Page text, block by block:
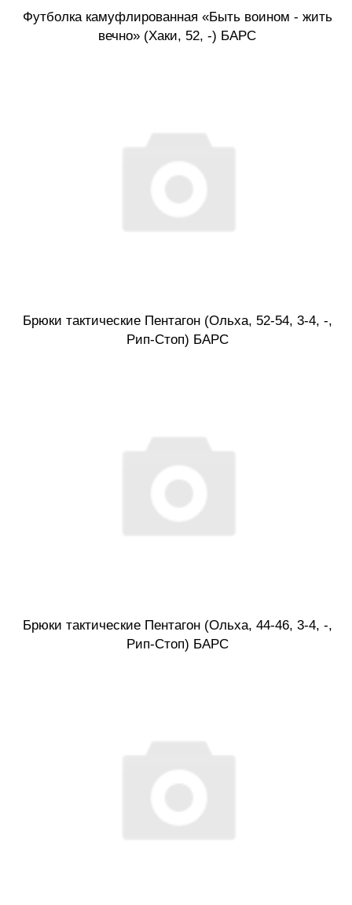
Футболка камуфлированная «Быть воином - жить
вечно» (Хаки, 52, -) БАРС
Брюки тактические Пентагон (Ольха, 52-54, 3-4, -,
Рип-Стоп) БАРС
Брюки тактические Пентагон (Ольха, 44-46, 3-4, -,
Рип-Стоп) БАРС